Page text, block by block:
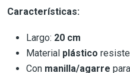
Características:
Largo: 20 cm
Material plástico
Con manilla/agarre